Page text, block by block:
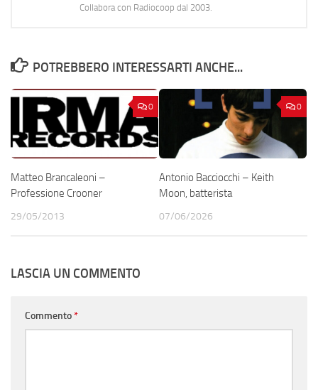
Collabora con Radiocoop dal 2003.
POTREBBERO INTERESSARTI ANCHE...
0
Matteo Brancaleoni –
Professione Crooner
29/05/2013
0
Antonio Bacciocchi – Keith
Moon, batterista
07/06/2026
LASCIA UN COMMENTO
Commento*